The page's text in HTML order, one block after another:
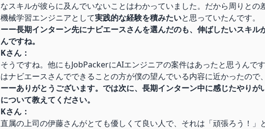
なスキルが彼らに及んでいないことはわかっていました。だから周りとの
機械学習エンジニアとして実践的な経験を積みたいと思っていたんです。
ーー長期インターン先にナビエースさんを選んだのも、伸ばしたいスキル
んですね。
Kさん：
そうですね。他にもJobPackerにAIエンジニアの案件はあったと思うんで
はナビエースさんでできることの方が僕の望んでいる内容に近かったので
ーーありがとうございます。では次に、長期インターン中に感じたやりが
について教えてください。
Kさん：
直属の上司の伊藤さんがとても優しくて良い人で、それは「頑張ろう！」